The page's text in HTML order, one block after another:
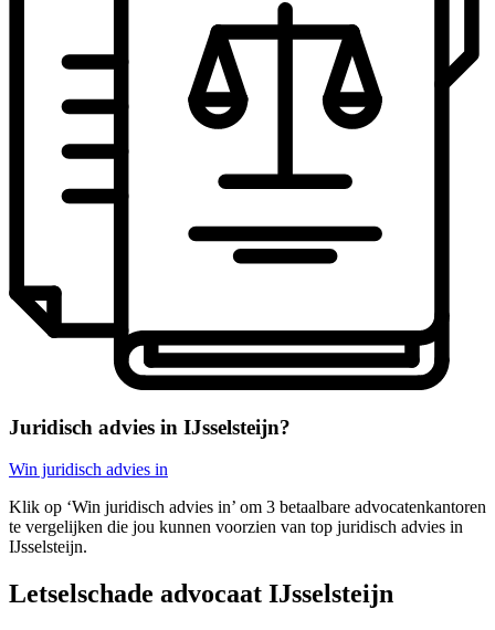
Juridisch advies in IJsselsteijn?
Win juridisch advies in
Klik op ‘Win juridisch advies in’ om 3 betaalbare advocatenkantoren
te vergelijken die jou kunnen voorzien van top juridisch advies in
IJsselsteijn.
Letselschade advocaat IJsselsteijn